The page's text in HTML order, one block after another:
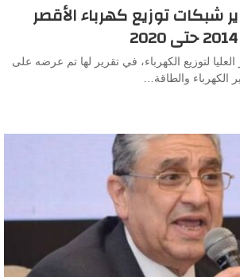
شبكات توزيع كهرباء الأقصر
لتوزيع الكهرباء، في تقرير لها تم عرضه على
الكهرباء والطاقة…